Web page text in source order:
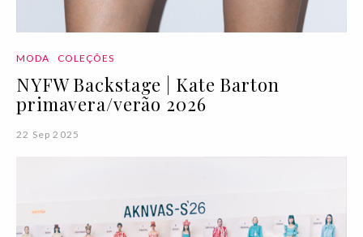
MODA COLEÇÕES
NYFW Backstage | Kate Barton
primavera/verão 2026
22 Sep 2025